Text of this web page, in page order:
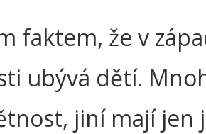
faktem, že v
ubývá dětí.
jiní mají jen